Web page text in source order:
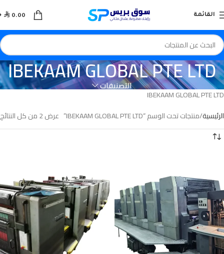
القائمة  0.00
IBEKAAM GLOBAL PTE LTD
التصنيفات
IBEKAAM GLOBAL PTE LTD
الرئيسية منتجات تحت الوسم “IBEKAAM GLOBAL PTE LTD” عرض ⁦2⁩ من كل النتائج